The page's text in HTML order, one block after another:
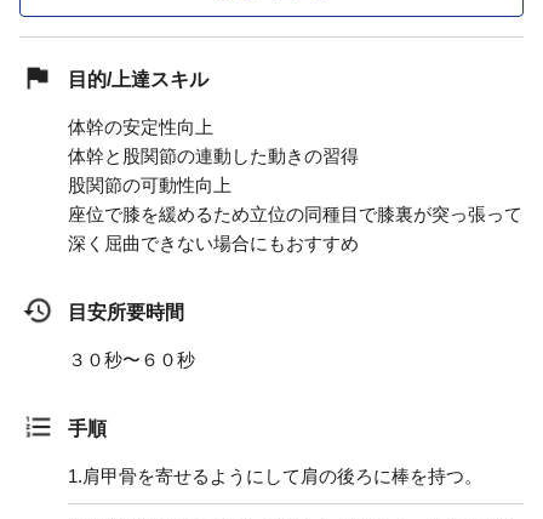
目的/上達スキル
体幹の安定性向上
体幹と股関節の連動した動きの習得
股関節の可動性向上
座位で膝を緩めるため立位の同種目で膝裏が突っ張って
深く屈曲できない場合にもおすすめ
目安所要時間
３０秒〜６０秒
手順
1.肩甲骨を寄せるようにして肩の後ろに棒を持つ。